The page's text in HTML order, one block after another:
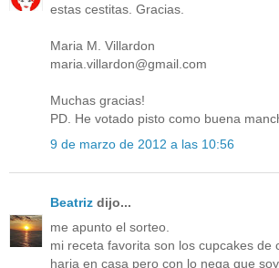
estas cestitas. Gracias.
Maria M. Villardon
maria.villardon@gmail.com
Muchas gracias!
PD. He votado pisto como buena
9 de marzo de 2012 a las 10:56
Beatriz dijo...
me apunto el sorteo.
mi receta favorita son los cupcakes de
haria en casa pero con lo nega que